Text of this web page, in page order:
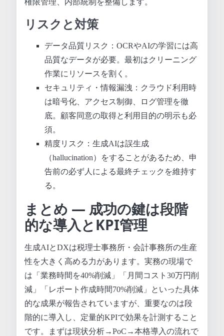
権限管理、内部統制を整備します。
リスクと対策
データ品質リスク：OCRやAIの学習には高
品質なデータが必要。最初はクリーニング
作業にリソースを割く。
セキュリティ・情報漏洩：クラウド利用時
は暗号化、アクセス制御、ログ管理を徹
底。顧客同意の取得と利用目的の明示も必
須。
精度リスク：生成AIは誤生成
（hallucination）をすることがあるため、申
告前の必ず人による最終チェックを維持す
る。
まとめ — 成功の鍵は段階
的な導入とKPI管理
生成AIとDXは税理士事務所・会計事務所の生産
性を大きく高める力があります。実務の現場で
は「業務時間を40%削減」「月間コスト30万円削
減」「レポート作成時間70%削減」といった具体
的な成果が報告されていますが、重要なのは段
階的に導入し、定量的KPIで効果を計測すること
です。まずは現状分析→PoC→本格導入の流れで